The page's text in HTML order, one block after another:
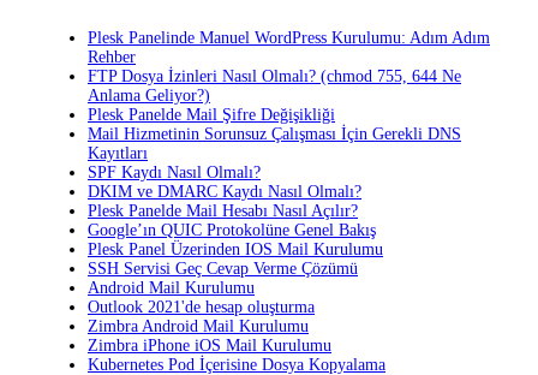
Plesk Panelinde Manuel WordPress Kurulumu: Adım Adım
Rehber
FTP Dosya İzinleri Nasıl Olmalı? (chmod 755, 644 Ne
Anlama Geliyor?)
Plesk Panelde Mail Şifre Değişikliği
Mail Hizmetinin Sorunsuz Çalışması İçin Gerekli DNS
Kayıtları
SPF Kaydı Nasıl Olmalı?
DKIM ve DMARC Kaydı Nasıl Olmalı?
Plesk Panelde Mail Hesabı Nasıl Açılır?
Google’ın QUIC Protokolüne Genel Bakış
Plesk Panel Üzerinden IOS Mail Kurulumu
SSH Servisi Geç Cevap Verme Çözümü
Android Mail Kurulumu
Outlook 2021'de hesap oluşturma
Zimbra Android Mail Kurulumu
Zimbra iPhone iOS Mail Kurulumu
Kubernetes Pod İçerisine Dosya Kopyalama